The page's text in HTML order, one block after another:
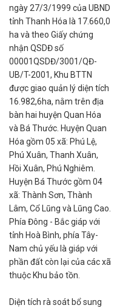
ngày 27/3/1999 của UBND
tỉnh Thanh Hóa là 17.660,0
ha và theo Giấy chứng
nhận QSDĐ số
00001QSDĐ/3001/QĐ-
UB/T-2001, Khu BTTN
được giao quản lý diện tích
16.982,6ha, nằm trên địa
bàn hai huyện Quan Hóa
và Bá Thước. Huyện Quan
Hóa gồm 05 xã: Phú Lệ,
Phú Xuân, Thanh Xuân,
Hồi Xuân, Phú Nghiêm.
Huyện Bá Thước gồm 04
xã: Thành Sơn, Thành
Lâm, Cổ Lũng và Lũng Cao.
Phía Đông - Bắc giáp với
tỉnh Hoà Bình, phía Tây-
Nam chủ yếu là giáp với
phần đất còn lại của các xã
thuộc Khu bảo tồn.
Diện tích rà soát bổ sung